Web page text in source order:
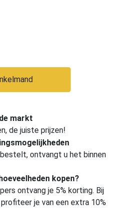
markt
de juiste prijzen!
ontvangt u het binnen
kopen?
ontvang je 5% korting. Bij
je van een extra 10%